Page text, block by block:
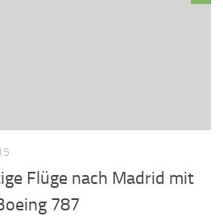
Flüge nach Madrid mit
787